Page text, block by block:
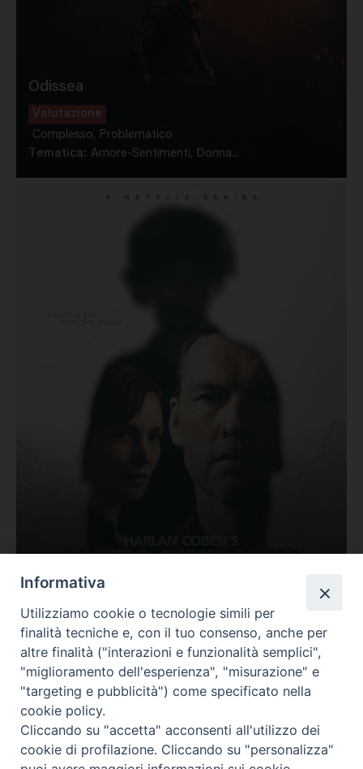
Odissea
Valutazione
Complesso, Problematico
Tematica: Amore-Sentimenti, Donna...
Valutazione
Complesso, Problematico
Tematica: Amore-Sentimenti, Carcere...
Informativa
Utilizziamo cookie o tecnologie simili per
finalità tecniche e, con il tuo consenso, anche per
altre finalità ("interazioni e funzionalità semplici",
"miglioramento dell'esperienza", "misurazione" e
"targeting e pubblicità") come specificato nella
cookie policy.
Cliccando su "accetta" acconsenti all'utilizzo dei
cookie di profilazione. Cliccando su "personalizza"